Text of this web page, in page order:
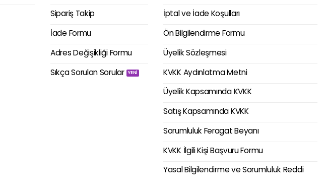
Sipariş Takip
İade Formu
Adres Değişikliği Formu
Sıkça Sorulan Sorular
İptal ve İade Koşulları
Ön Bilgilendirme Formu
Üyelik Sözleşmesi
KVKK Aydınlatma Metni
Üyelik Kapsamında KVKK
Satış Kapsamında KVKK
Sorumluluk Feragat Beyanı
KVKK İlgili Kişi Başvuru Formu
Yasal Bilgilendirme ve Sorumluluk Reddi